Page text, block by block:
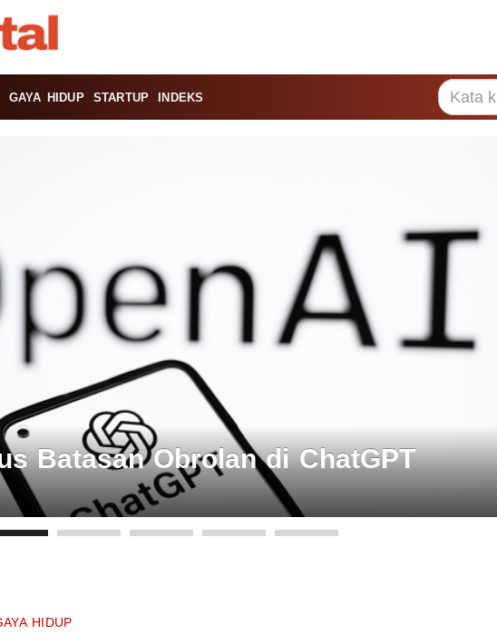
GAYA HIDUP STARTUP INDEKS
Batasan Obrolan di ChatGPT
HIDUP